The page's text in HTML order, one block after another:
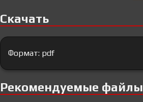
Скачать
Формат: pdf
Рекомендуемые файлы